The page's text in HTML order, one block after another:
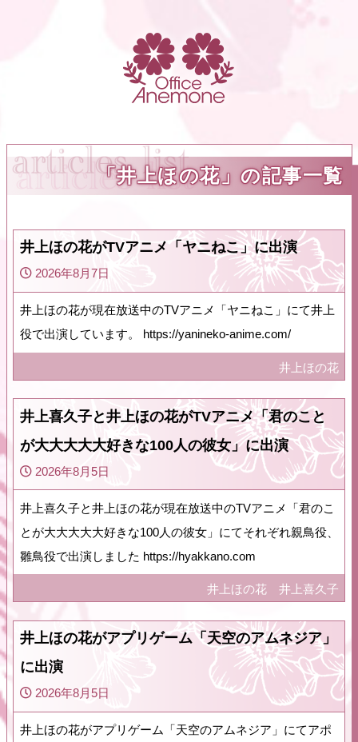
「井上ほの花」の記事一覧
井上ほの花がTVアニメ「ヤニねこ」に出演
2026年8月7日
井上ほの花が現在放送中のTVアニメ「ヤニねこ」にて井上
役で出演しています。 https://yanineko-anime.com/
井上ほの花
井上喜久子と井上ほの花がTVアニメ「君のこと
が大大大大大好きな100人の彼女」に出演
2026年8月5日
井上喜久子と井上ほの花が現在放送中のTVアニメ「君のこ
とが大大大大大好きな100人の彼女」にてそれぞれ親鳥役、
雛鳥役で出演しました https://hyakkano.com
井上ほの花 井上喜久子
井上ほの花がアプリゲーム「天空のアムネジア」
に出演
2026年8月5日
井上ほの花がアプリゲーム「天空のアムネジア」にてアポ